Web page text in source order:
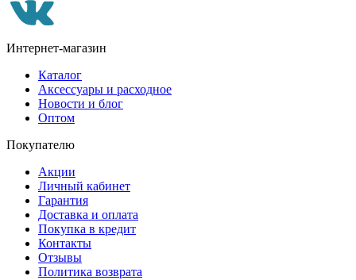
Интернет-магазин
Каталог
Аксессуары и расходное
Новости и блог
Оптом
Покупателю
Акции
Личный кабинет
Гарантия
Доставка и оплата
Покупка в кредит
Контакты
Отзывы
Политика возврата